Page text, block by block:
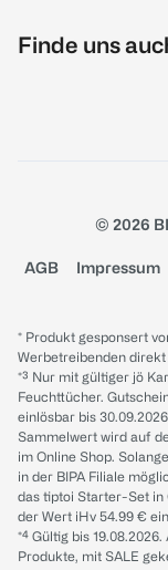
Finde uns
© 2026
AGB Impressum
* Produkt gesponsert
Werbetreibenden
*³ Nur mit gültiger jö
Feuchttücher.
einlösbar bis
Sammelwert wird auf
im Online Shop.
in der BIPA Filiale
das tiptoi Starter-Set
der Wert iHv 54.99 €
*⁴ Gültig bis
Produkte, mit SALE